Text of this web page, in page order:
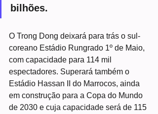
bilhões.
O Trong Dong deixará para trás o sul-
coreano Estádio Rungrado 1º de Maio,
com capacidade para 114 mil
espectadores. Superará também o
Estádio Hassan II do Marrocos, ainda
em construção para a Copa do Mundo
de 2030 e cuja capacidade será de 115